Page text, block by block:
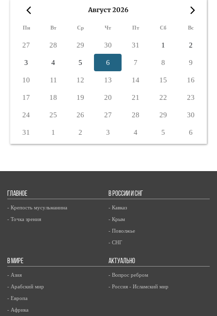
Август 2026
Пн Вт Ср Чт Пт Сб Вс
27 28 29 30 31 1 2
3 4 5 6 7 8 9
10 11 12 13 14 15 16
17 18 19 20 21 22 23
24 25 26 27 28 29 30
31 1 2 3 4 5 6
ГЛАВНОЕ
- Крепость мусульманина
- Точка зрения
В РОССИИ И СНГ
- Кавказ
- Крым
- Поволжье
- СНГ
В МИРЕ
- Азия
- Арабский мир
- Европа
- Африка
АКТУАЛЬНО
- Вопрос ребром
- Россия - Исламский мир